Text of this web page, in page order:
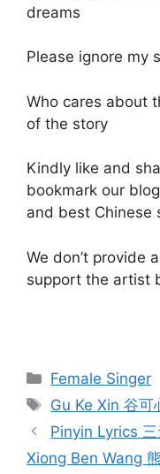
dreams
Please ignore my
Who cares about
of the story
Kindly like and
bookmark our
and best Chinese
We don’t provide
support the artist
Categories
Female Singer
Tags
Gu Ke Xin 谷可
Post
navigation
Pinyin Lyrics
Xiong Ben Wang